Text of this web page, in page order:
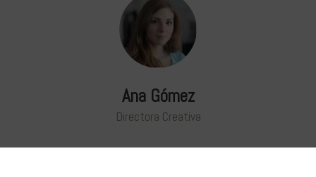
Ana Gómez
Directora Creativa